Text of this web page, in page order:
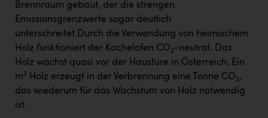
Brennraum gebaut, der die strengen
Emissionsgrenzwerte sogar deutlich
unterschreitet.Durch die Verwendung von heimischem
Holz funktioniert der Kachelofen CO2-neutral. Das
Holz wächst quasi vor der Haustüre in Österreich. Ein
m3 Holz erzeugt in der Verbrennung eine Tonne CO2,
das wiederum für das Wachstum von Holz notwendig
ist.